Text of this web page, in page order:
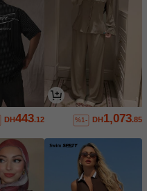
DH1,073.85
%1-
DH443.12